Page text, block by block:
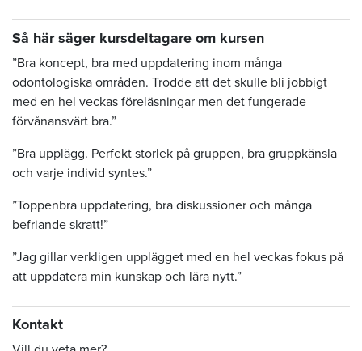
Så här säger kursdeltagare om kursen
”Bra koncept, bra med uppdatering inom många
odontologiska områden. Trodde att det skulle bli jobbigt
med en hel veckas föreläsningar men det fungerade
förvånansvärt bra.”
”Bra upplägg. Perfekt storlek på gruppen, bra gruppkänsla
och varje individ syntes.”
”Toppenbra uppdatering, bra diskussioner och många
befriande skratt!”
”Jag gillar verkligen upplägget med en hel veckas fokus på
att uppdatera min kunskap och lära nytt.”
Kontakt